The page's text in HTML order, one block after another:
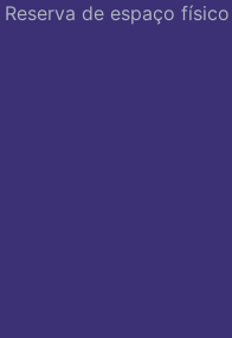
Reserva de espaço físico